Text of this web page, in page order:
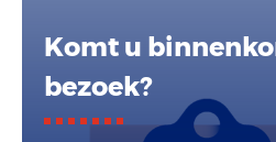
Komt u
bezoek?